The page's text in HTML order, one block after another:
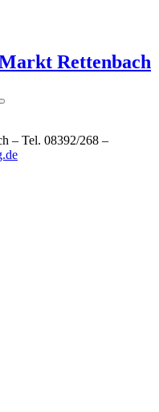
Rettenbach
– Tel. 08392/268 –